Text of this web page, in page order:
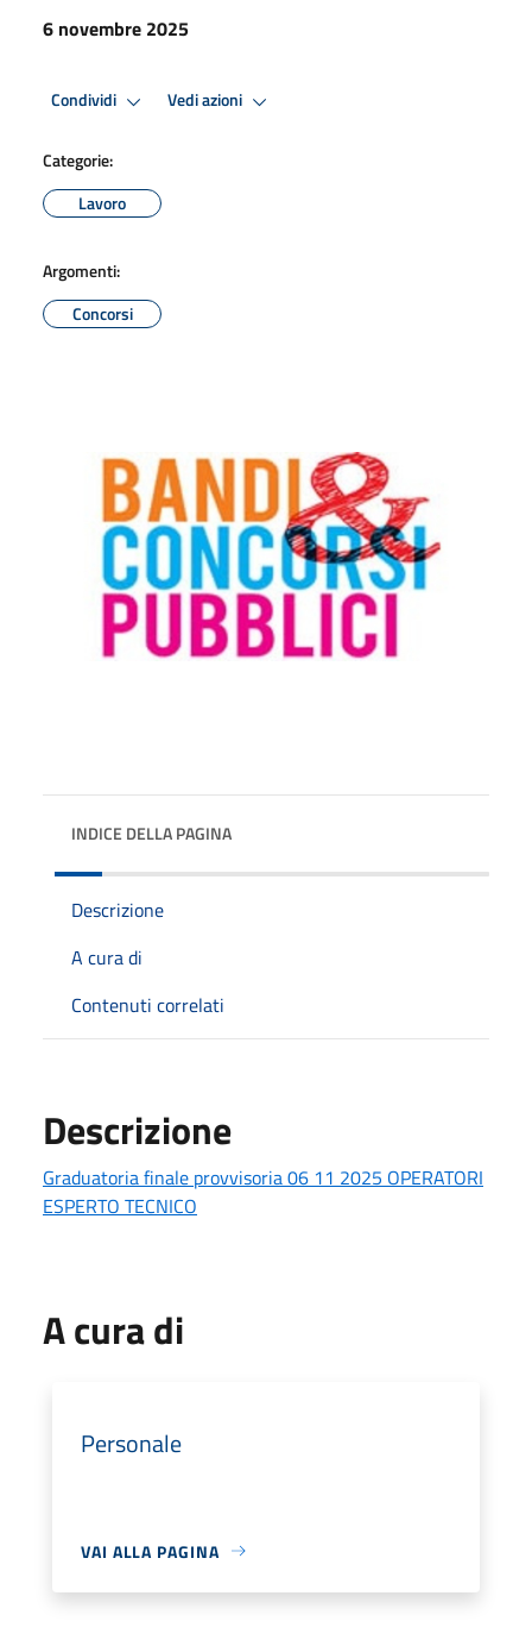
6 novembre 2025
Condividi Vedi azioni
Categorie:
Lavoro
Argomenti:
Concorsi
INDICE DELLA PAGINA
Descrizione
A cura di
Contenuti correlati
Descrizione
Graduatoria finale provvisoria 06 11 2025 OPERATORI
ESPERTO TECNICO
A cura di
Personale
VAI ALLA PAGINA